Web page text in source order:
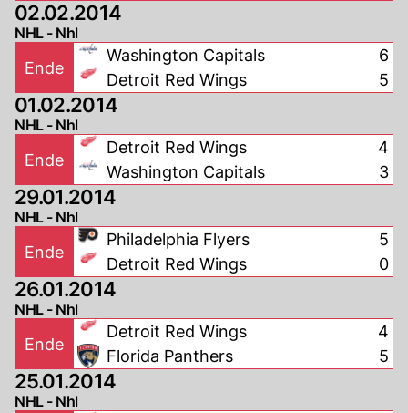
02.02.2014
NHL - Nhl
Ende
Washington Capitals
Detroit Red Wings
6
5
01.02.2014
NHL - Nhl
Ende
Detroit Red Wings
Washington Capitals
4
3
29.01.2014
NHL - Nhl
Ende
Philadelphia Flyers
Detroit Red Wings
5
0
26.01.2014
NHL - Nhl
Ende
Detroit Red Wings
Florida Panthers
4
5
25.01.2014
NHL - Nhl